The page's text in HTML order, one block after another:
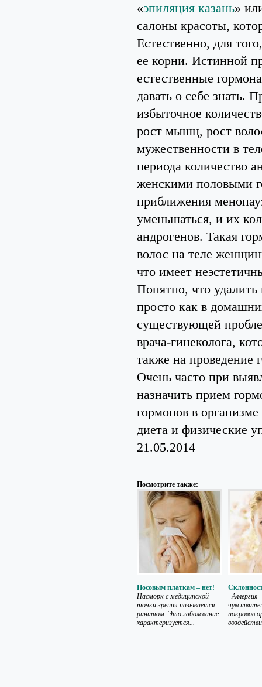
«эпиляция казань»
салоны красоты,
Естественно, для
ее корни. Истинной
естественные
давать о себе знать.
избыточное
рост мышц, рост
мужественности в
периода количество
женскими половыми
приближения
уменьшаться, и их
андрогенов. Такая
волос на теле
что имеет
Понятно, что
просто как в
существующей
врача-гинеколога,
также на проведение
Очень часто при
назначить прием
гормонов в
диета и физические
21.05.2014
Посмотрите также:
Носовым платкам – нет!
Насморк с медицинской
точки зрения называется
ринитом. Это заболевание
характеризуется...
Аллергия
покровов